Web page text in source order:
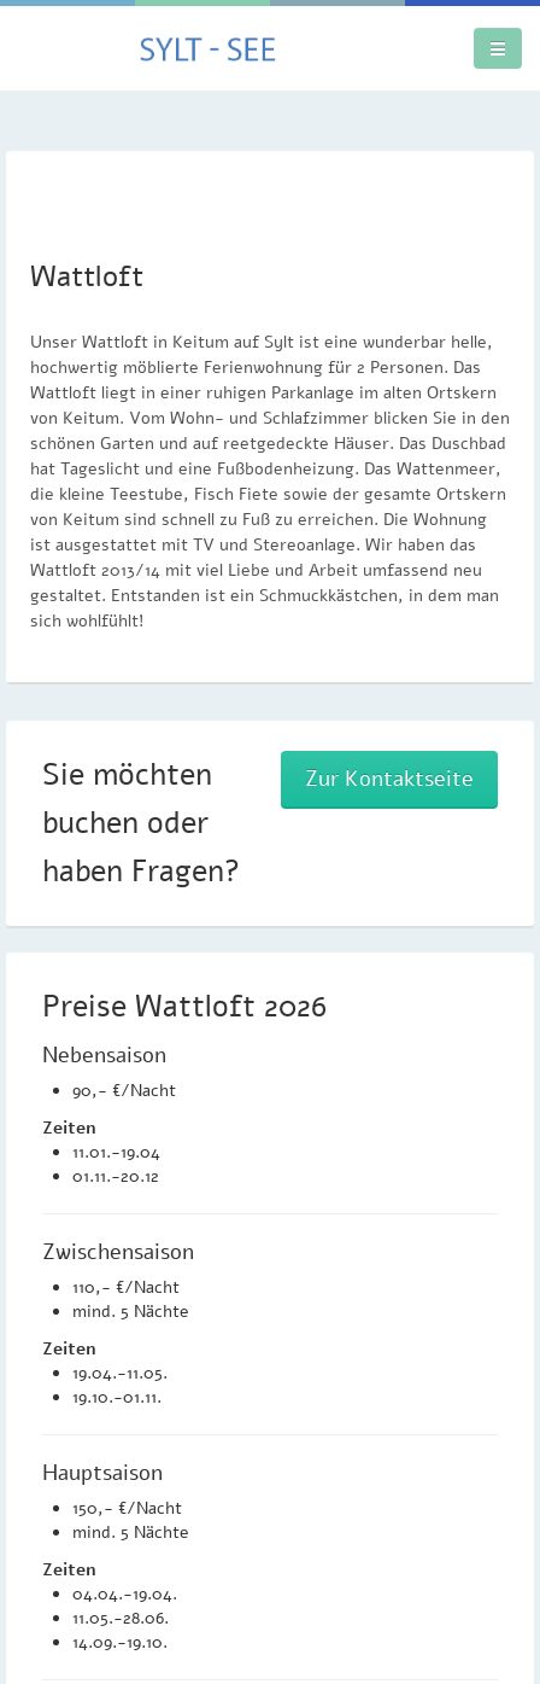
Anfragen & Buchen
Wattloft
Unser Wattloft in Keitum auf Sylt ist eine wunderbar helle,
hochwertig möblierte Ferienwohnung für 2 Personen. Das
Wattloft liegt in einer ruhigen Parkanlage im alten Ortskern
von Keitum. Vom Wohn- und Schlafzimmer blicken Sie in den
schönen Garten und auf reetgedeckte Häuser. Das Duschbad
hat Tageslicht und eine Fußbodenheizung. Das Wattenmeer,
die kleine Teestube, Fisch Fiete sowie der gesamte Ortskern
von Keitum sind schnell zu Fuß zu erreichen. Die Wohnung
ist ausgestattet mit TV und Stereoanlage. Wir haben das
Wattloft 2013/14 mit viel Liebe und Arbeit umfassend neu
gestaltet. Entstanden ist ein Schmuckkästchen, in dem man
sich wohlfühlt!
Zur Kontaktseite
Sie möchten
buchen oder
haben Fragen?
Preise Wattloft 2026
Nebensaison
90,- €/Nacht
Zeiten
11.01.-19.04
01.11.-20.12
Zwischensaison
110,- €/Nacht
mind. 5 Nächte
Zeiten
19.04.-11.05.
19.10.-01.11.
Hauptsaison
150,- €/Nacht
mind. 5 Nächte
Zeiten
04.04.-19.04.
11.05.-28.06.
14.09.-19.10.